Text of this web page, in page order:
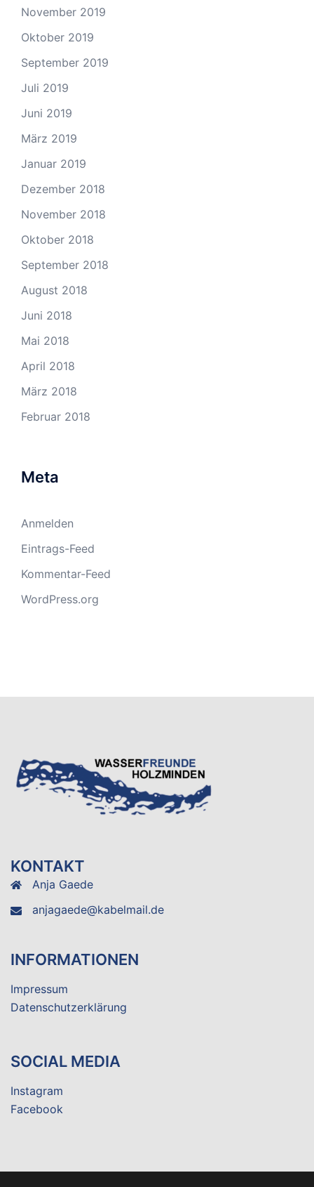
November 2019
Oktober 2019
September 2019
Juli 2019
Juni 2019
März 2019
Januar 2019
Dezember 2018
November 2018
Oktober 2018
September 2018
August 2018
Juni 2018
Mai 2018
April 2018
März 2018
Februar 2018
Meta
Anmelden
Eintrags-Feed
Kommentar-Feed
WordPress.org
KONTAKT
Anja Gaede
anjagaede@kabelmail.de
INFORMATIONEN
Impressum
Datenschutzerklärung
SOCIAL MEDIA
Instagram
Facebook